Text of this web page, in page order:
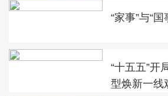
“家事”与“国
“十五五”开
型焕新一线